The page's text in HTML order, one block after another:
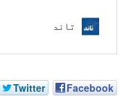
Facebook
Twitter